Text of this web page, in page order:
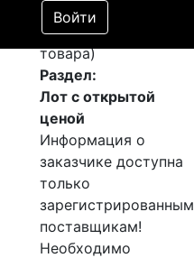
Войти
Лот №:505
АУКЦИОН (покупка
товара)
Раздел:
Лот с открытой
ценой
Информация о
заказчике доступна
только
зарегистрированным
поставщикам!
Необходимо